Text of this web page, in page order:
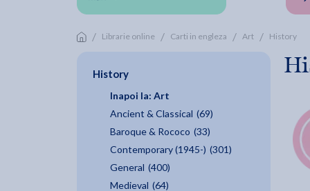
/ Librarie online / Carti in engleza / Art / History
History
Inapoi la: Art
Ancient & Classical (69)
Baroque & Rococo (33)
Contemporary (1945-) (301)
General (400)
Medieval (64)